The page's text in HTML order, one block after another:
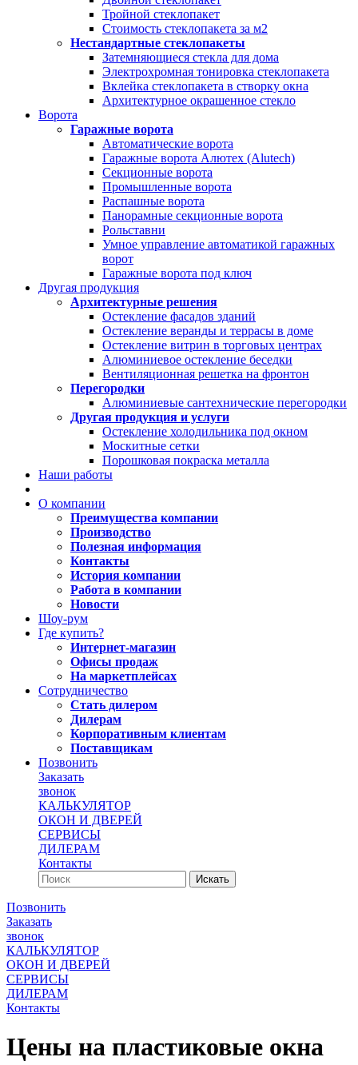
Тройной стеклопакет
Стоимость стеклопакета за м2
Нестандартные стеклопакеты
Затемняющиеся стекла для дома
Электрохромная тонировка стеклопакета
Вклейка стеклопакета в створку окна
Архитектурное окрашенное стекло
Ворота
Гаражные ворота
Автоматические ворота
Гаражные ворота Алютех (Alutech)
Секционные ворота
Промышленные ворота
Распашные ворота
Панорамные секционные ворота
Рольставни
Умное управление автоматикой гаражных
ворот
Гаражные ворота под ключ
Другая продукция
Архитектурные решения
Остекление фасадов зданий
Остекление веранды и террасы в доме
Остекление витрин в торговых центрах
Алюминиевое остекление беседки
Вентиляционная решетка на фронтон
Перегородки
Алюминиевые сантехнические перегородки
Другая продукция и услуги
Остекление холодильника под окном
Москитные сетки
Порошковая покраска металла
Наши работы
О компании
Преимущества компании
Производство
Полезная информация
Контакты
История компании
Работа в компании
Новости
Шоу-рум
Где купить?
Интернет-магазин
Офисы продаж
На маркетплейсах
Сотрудничество
Стать дилером
Дилерам
Корпоративным клиентам
Поставщикам
Позвонить
Заказать
звонок
КАЛЬКУЛЯТОР
ОКОН И ДВЕРЕЙ
СЕРВИСЫ
ДИЛЕРАМ
Контакты
Позвонить
Заказать
звонок
КАЛЬКУЛЯТОР
ОКОН И ДВЕРЕЙ
СЕРВИСЫ
ДИЛЕРАМ
Контакты
Цены на пластиковые окна